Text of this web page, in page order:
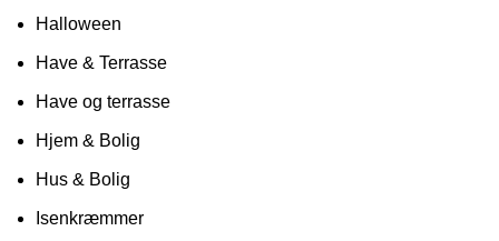
Halloween
Have & Terrasse
Have og terrasse
Hjem & Bolig
Hus & Bolig
Isenkræmmer